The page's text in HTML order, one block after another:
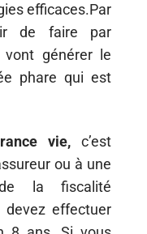
efficaces.Par
de faire par
générer le
phare qui est
vie, c’est
ou à une
la fiscalité
devez effectuer